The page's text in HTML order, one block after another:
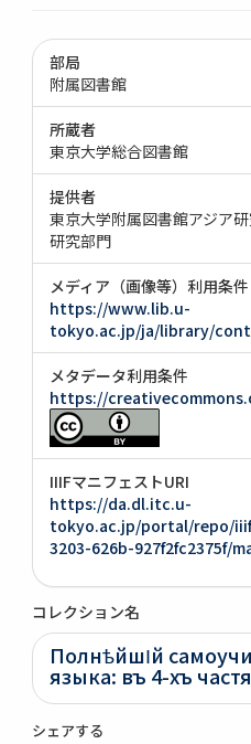
部局
附属図書館
所蔵者
東京大学総合図書館
提供者
東京大学附属図書館アジア
研究部門
メディア（画像等）利用条件
https://www.lib.u-
tokyo.ac.jp/ja/library/
メタデータ利用条件
https://
IIIFマニフェストURI
https://da.dl.itc.u-
tokyo.ac.jp/portal/repo/
3203-626b-927f2fc2375f/
コレクション名
ПолнѣйшІй
языка: въ 4-хъ
シェアする